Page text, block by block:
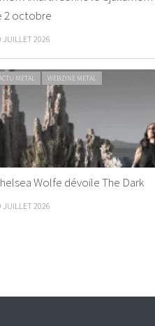
2 octobre
JUILLET 2026
METAL WEBZINE METAL
Wolfe dévoile The Dark
JUILLET 2026